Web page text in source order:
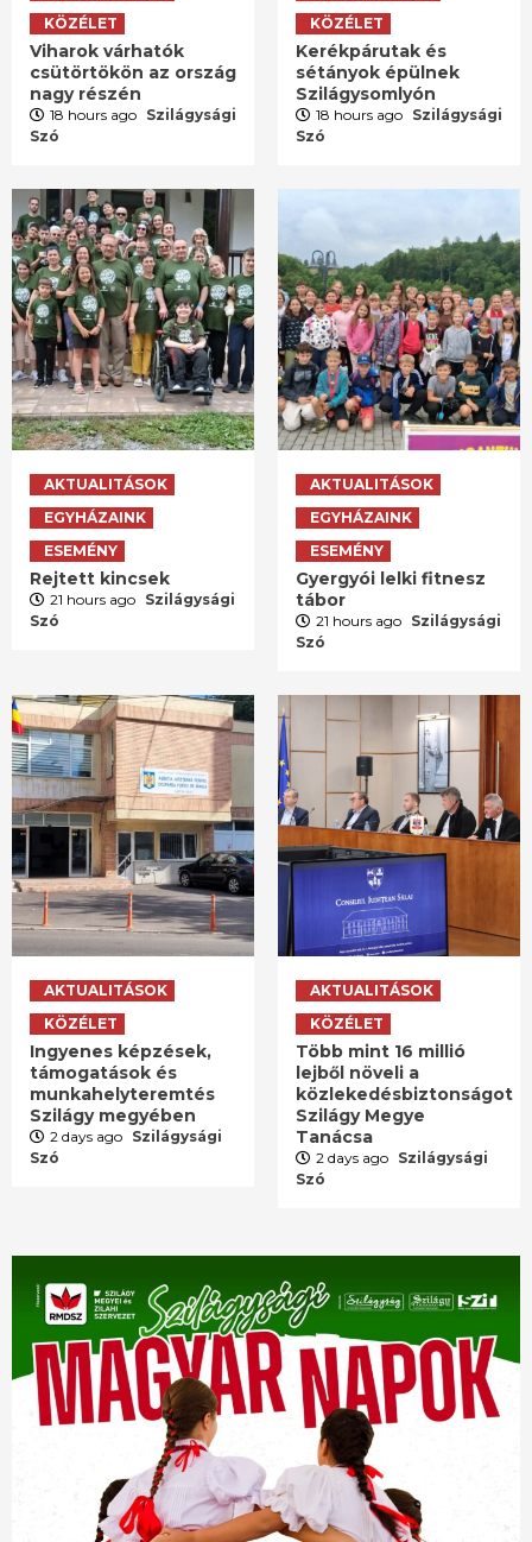
KÖZÉLET
Viharok várhatók
csütörtökön az ország
nagy részén
18 hours ago Szilágysági
Szó
KÖZÉLET
Kerékpárutak és
sétányok épülnek
Szilágysomlyón
18 hours ago Szilágysági
Szó
AKTUALITÁSOK
EGYHÁZAINK
ESEMÉNY
Rejtett kincsek
21 hours ago Szilágysági
Szó
AKTUALITÁSOK
EGYHÁZAINK
ESEMÉNY
Gyergyói lelki fitnesz
tábor
21 hours ago Szilágysági
Szó
AKTUALITÁSOK
KÖZÉLET
Ingyenes képzések,
támogatások és
munkahelyteremtés
Szilágy megyében
2 days ago Szilágysági
Szó
AKTUALITÁSOK
KÖZÉLET
Több mint 16 millió
lejből növeli a
közlekedésbiztonságot
Szilágy Megye
Tanácsa
2 days ago Szilágysági
Szó